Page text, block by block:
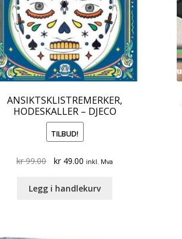
ANSIKTSKLISTREMERKER,
HODESKALLER – DJECO
TILBUD!
kr99.00
Original
was:
kr49.00Current
is:
inkl. Mva
Legg i handlekurv